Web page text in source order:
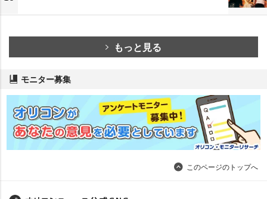
もっと見る
モニター募集
このページのトップへ